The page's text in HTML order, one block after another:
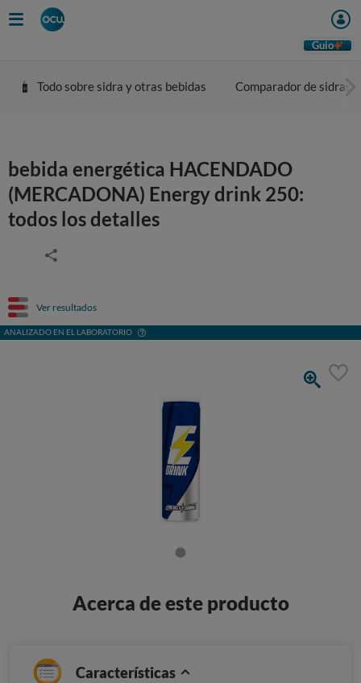
Guio
Todo sobre sidra y otras bebidas Comparador de sidras
bebida energética HACENDADO
(MERCADONA) Energy drink 250:
todos los detalles
Ver resultados
ANALIZADO EN EL LABORATORIO
Acerca de este producto
Características